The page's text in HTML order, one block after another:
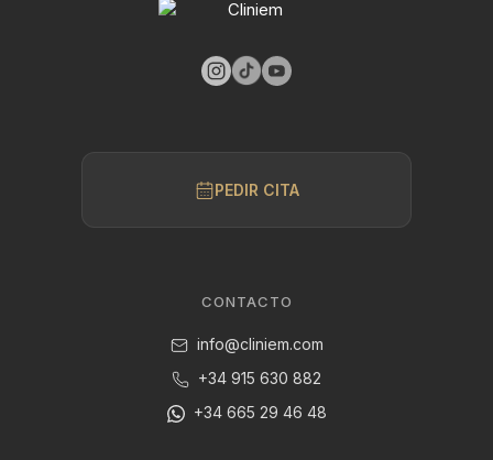
PEDIR CITA
CONTACTO
info@cliniem.com
+34 915 630 882
+34 665 29 46 48